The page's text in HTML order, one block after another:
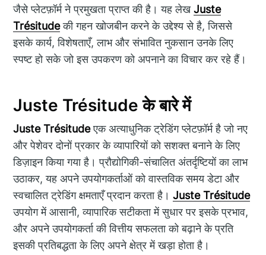
जैसे प्लेटफ़ॉर्म ने प्रमुखता प्राप्त की है। यह लेखJuste
Trésitudeकी गहन खोजबीन करने के उद्देश्य से है, जिससे
इसके कार्य, विशेषताएँ, लाभ और संभावित नुकसान उनके लिए
स्पष्ट हो सके जो इस उपकरण को अपनाने का विचार कर रहे हैं।
Juste Trésitude के बारे में
Juste Trésitudeएक अत्याधुनिक ट्रेडिंग प्लेटफ़ॉर्म है जो नए
और पेशेवर दोनों प्रकार के व्यापारियों को सशक्त बनाने के लिए
डिज़ाइन किया गया है। प्रौद्योगिकी-संचालित अंतर्दृष्टियों का लाभ
उठाकर, यह अपने उपयोगकर्ताओं को वास्तविक समय डेटा और
स्वचालित ट्रेडिंग क्षमताएँ प्रदान करता है।Juste Trésitude
उपयोग में आसानी, व्यापारिक सटीकता में सुधार पर इसके प्रभाव,
और अपने उपयोगकर्ता की वित्तीय सफलता को बढ़ाने के प्रति
इसकी प्रतिबद्धता के लिए अपने क्षेत्र में खड़ा होता है।